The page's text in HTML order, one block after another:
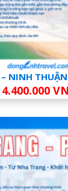
NINH
4.400.000